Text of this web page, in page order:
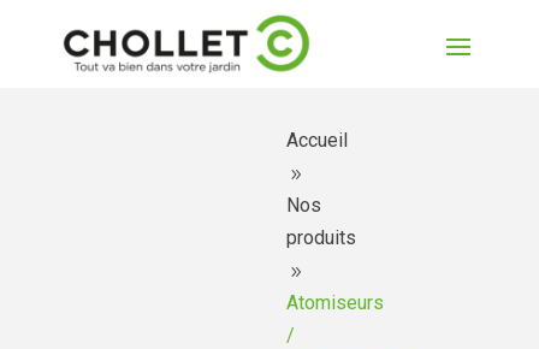
Accueil
9
Nos
produits
9
Atomiseurs
/